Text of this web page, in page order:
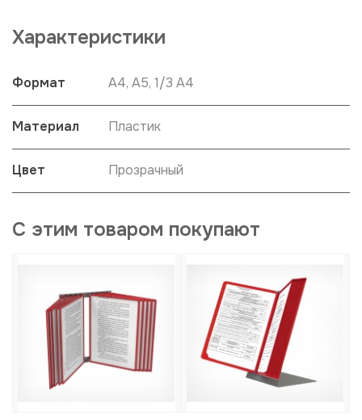
Характеристики
Формат А4, А5, 1/3 А4
Материал Пластик
Цвет Прозрачный
С этим товаром покупают